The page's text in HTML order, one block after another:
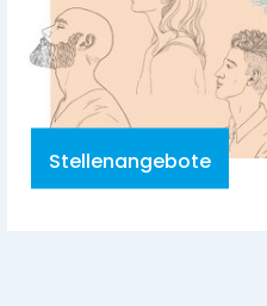
Stellenangebote